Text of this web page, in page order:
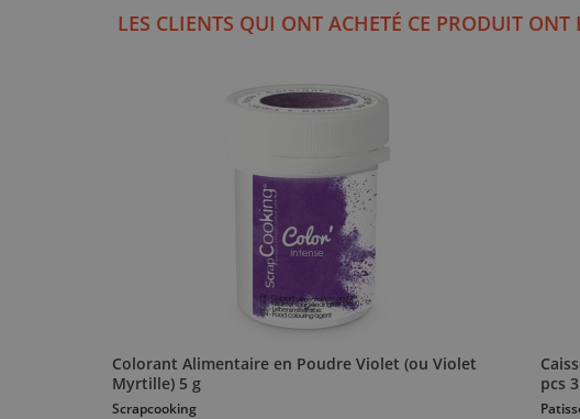
LES CLIENTS QUI ONT ACHETÉ CE PRODUIT ONT
Colorant Alimentaire en Poudre Violet (ou Violet
Myrtille) 5 g
Scrapcooking
pcs